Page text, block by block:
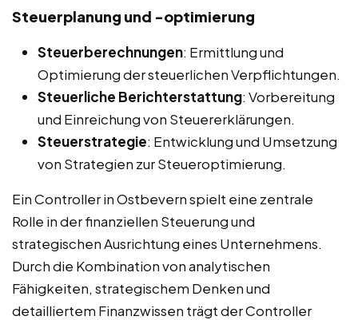
Steuerplanung und -optimierung
Steuerberechnungen: Ermittlung und
Optimierung der steuerlichen Verpflichtungen.
Steuerliche Berichterstattung: Vorbereitung
und Einreichung von Steuererklärungen.
Steuerstrategie: Entwicklung und Umsetzung
von Strategien zur Steueroptimierung.
Ein Controller in Ostbevern spielt eine zentrale
Rolle in der finanziellen Steuerung und
strategischen Ausrichtung eines Unternehmens.
Durch die Kombination von analytischen
Fähigkeiten, strategischem Denken und
detailliertem Finanzwissen trägt der Controller